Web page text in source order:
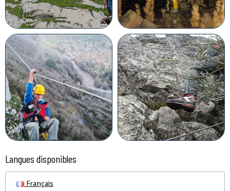
Langues disponibles
Français